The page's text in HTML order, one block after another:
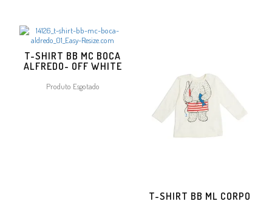
T-SHIRT BB MC BOCA
ALFREDO- OFF WHITE
Produto Esgotado
T-SHIRT BB ML CORPO